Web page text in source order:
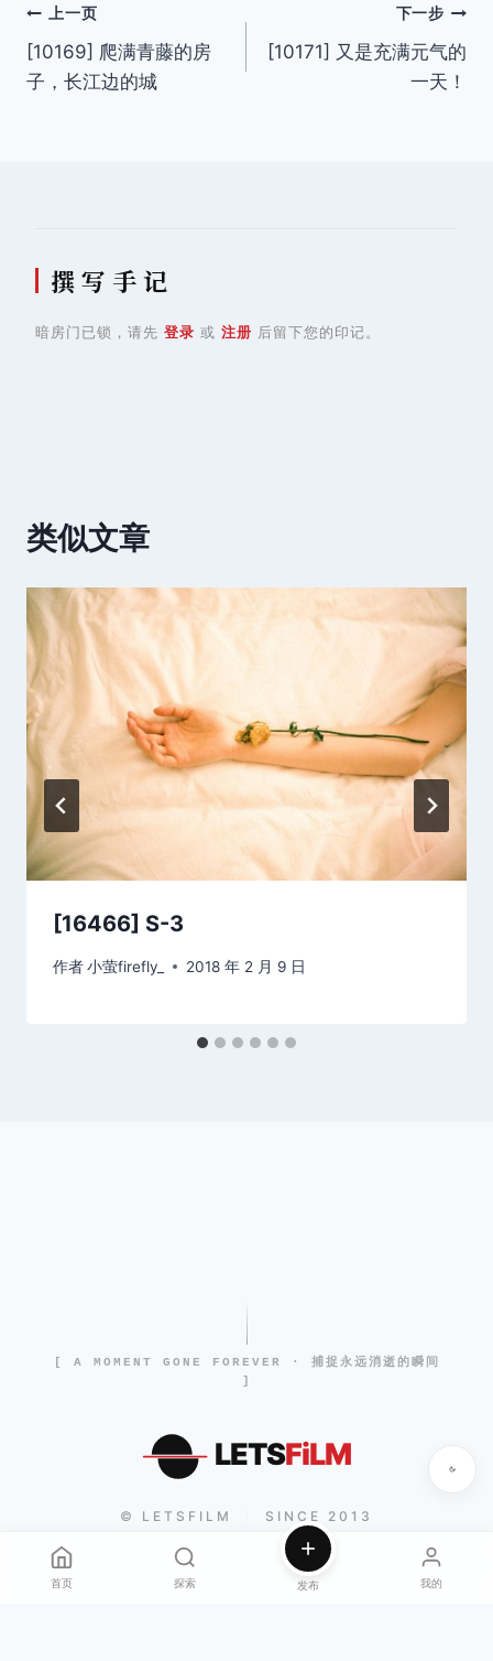
文
章
上一页
[10169] 爬满青藤的房
子，长江边的城
下一步
[10171] 又是充满元气的
一天！
撰 写 手 记
暗房门已锁，请先 登录 或 注册 后留下您的印记。
类似文章
[16466] S-3
作者小萤firefly_ 2018 年 2 月 9 日
[ A MOMENT GONE FOREVER · 捕捉永远消逝的瞬间
]
LETSFiLM
© LETSFILM SINCE 2013
首页 探索 发布 我的